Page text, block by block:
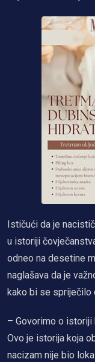
Ističući da je
u istoriji
odneo na desetine
naglašava da je
kako bi se spriječilo
– Govorimo o istoriji
Ovo je istorija koja
nacizam nije bio